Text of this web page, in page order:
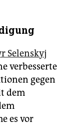
Selenskyj
verbesserte
gegen
dem
es vor